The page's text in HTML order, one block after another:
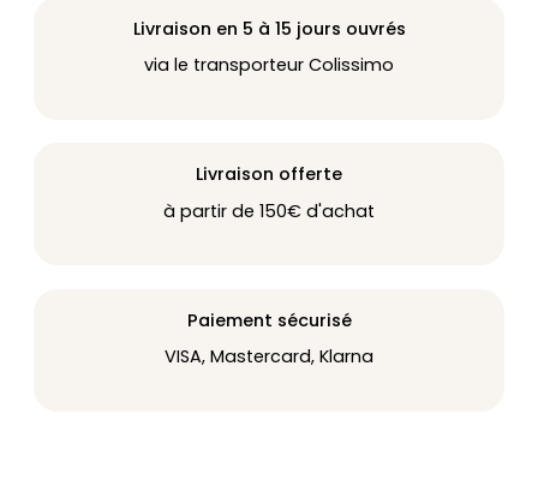
Livraison en 5 à 15 jours ouvrés
via le transporteur Colissimo
Livraison offerte
à partir de 150€ d'achat
Paiement sécurisé
VISA, Mastercard, Klarna